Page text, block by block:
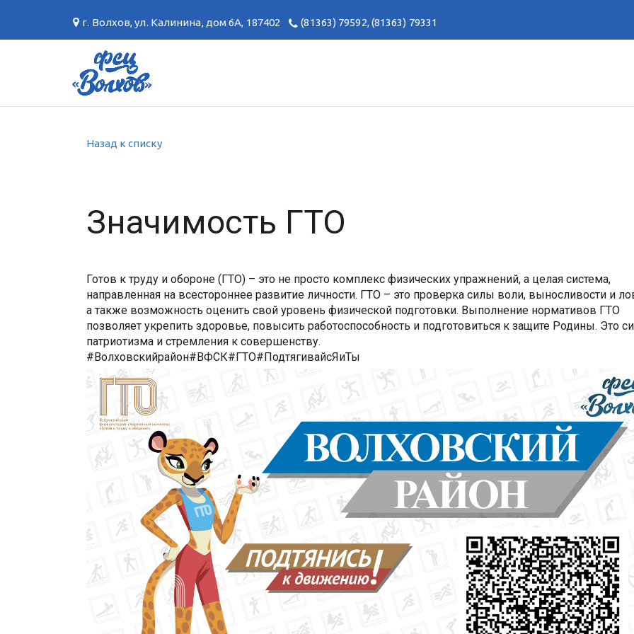
г. Волхов,ул. Калинина, дом 6А, 187402 (81363) 79592,(81363) 79331
Назад к списку
Значимость ГТО
Готов к труду и обороне (ГТО) – это не просто комплекс физических упражнений, а целая система,
направленная на всестороннее развитие личности. ГТО – это проверка силы воли, выносливости и
а также возможность оценить свой уровень физической подготовки. Выполнение нормативов ГТО
позволяет укрепить здоровье, повысить работоспособность и подготовиться к защите Родины. Это
патриотизма и стремления к совершенству.
#Волховскийрайон#ВФСК#ГТО#ПодтягивайсЯиТы